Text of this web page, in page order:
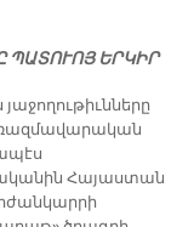
ՊԱՏՈՒՈՅ ԵՐԿԻՐ
ռազմավարական
Հայաստան